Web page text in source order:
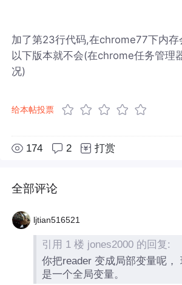
加了第23行代码,在chrome77下内存
以下版本就不会(在chrome任务管理
况)
给本帖投票
174 2 打赏
全部评论
ljtian516521
引用 1 楼 jones2000 的回复:
你把reader 变成局部变量呢，
是一个全局变量。